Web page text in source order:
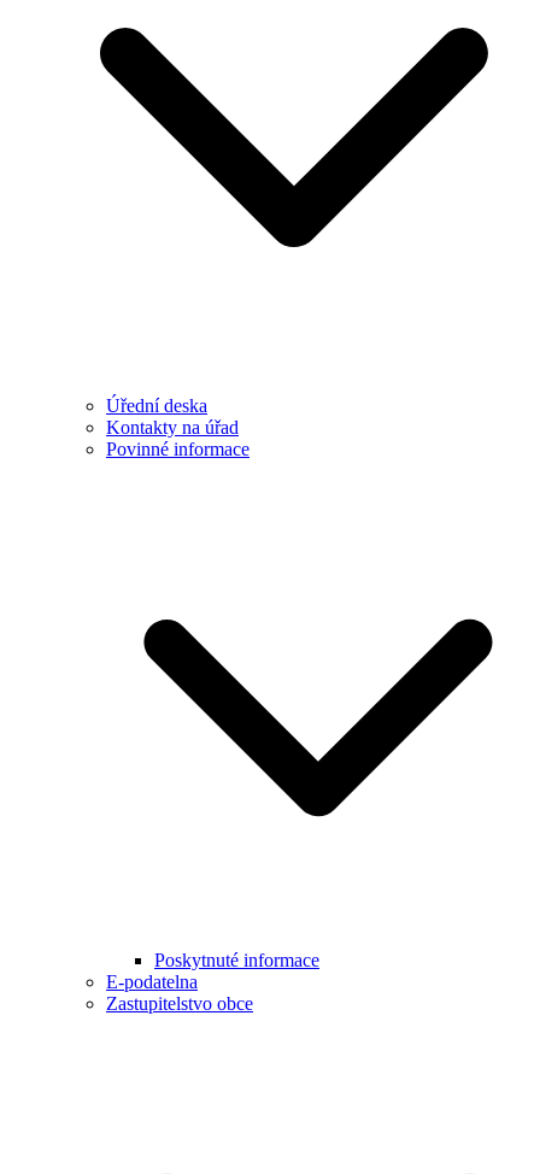
Úřední deska
Kontakty na úřad
Povinné informace
Poskytnuté informace
E-podatelna
Zastupitelstvo obce